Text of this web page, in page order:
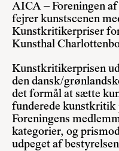
AICA – Foreningen
fejrer kunstscenen
Kunstkritikerpriser
Kunsthal
Kunstkritikerprisen
den dansk/
det formål at sætte
funderede kunstkritik
Foreningens
kategorier, og
udpeget af